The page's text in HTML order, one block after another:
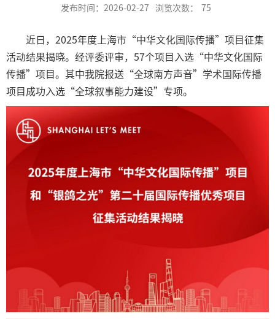
发布时间：2026-02-27 浏览次数： 75
近日，2025年度上海市“中华文化国际传播”项目征集
活动结果揭晓。经评委评审，57个项目入选“中华文化国际
传播”项目。其中我院报送“全球南方声音”学术国际传播
项目成功入选“全球叙事能力建设”专项。